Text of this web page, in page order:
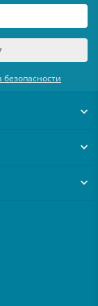
безопасности